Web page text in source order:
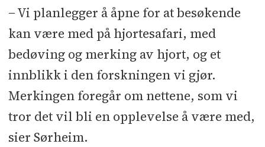
− Vi planlegger å åpne for at besøkende
kan være med på hjortesafari, med
bedøving og merking av hjort, og et
innblikk i den forskningen vi gjør.
Merkingen foregår om nettene, som vi
tror det vil bli en opplevelse å være med,
sier Sørheim.